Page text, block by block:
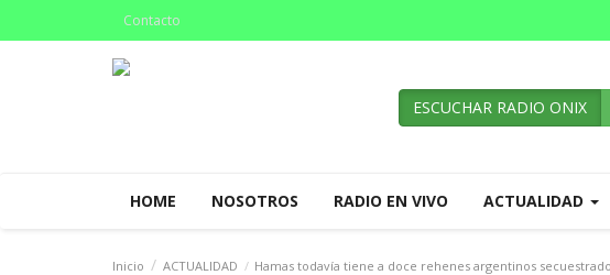
Contacto
ESCUCHAR RADIO ONIX
HOME NOSOTROS RADIO EN VIVO ACTUALIDAD
Inicio ACTUALIDAD Hamas todavía tiene a doce rehenes argentinos